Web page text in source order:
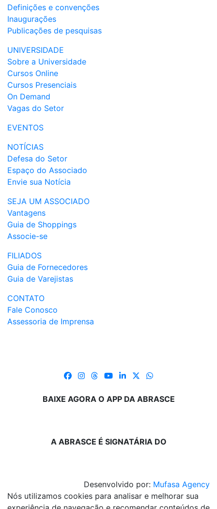
Definições e convenções
Inaugurações
Publicações de pesquisas
UNIVERSIDADE
Sobre a Universidade
Cursos Online
Cursos Presenciais
On Demand
Vagas do Setor
EVENTOS
NOTÍCIAS
Defesa do Setor
Espaço do Associado
Envie sua Notícia
SEJA UM ASSOCIADO
Vantagens
Guia de Shoppings
Associe-se
FILIADOS
Guia de Fornecedores
Guia de Varejistas
CONTATO
Fale Conosco
Assessoria de Imprensa
BAIXE AGORA O APP DA ABRASCE
A ABRASCE É SIGNATÁRIA DO
Desenvolvido por: Mufasa Agency
Nós utilizamos cookies para analisar e melhorar sua